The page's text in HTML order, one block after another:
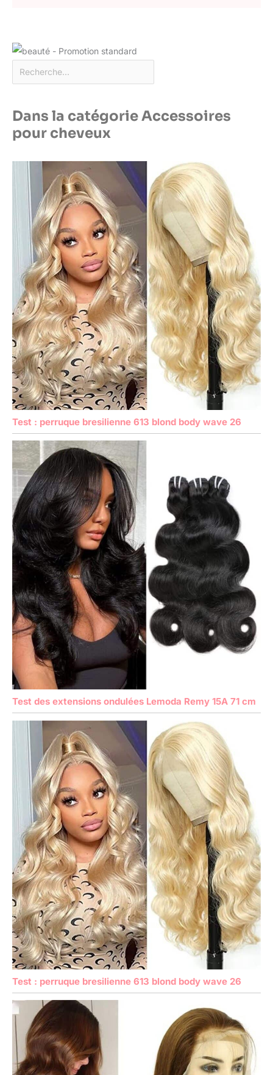
Dans la catégorie Accessoires
pour cheveux
Test : perruque bresilienne 613 blond body wave 26
Test des extensions ondulées Lemoda Remy 15A 71 cm
Test : perruque bresilienne 613 blond body wave 26